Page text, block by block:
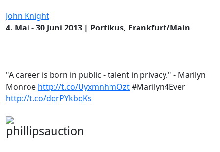
John Knight
4. Mai - 30 Juni 2013 | Portikus, Frankfurt/Main
"A career is born in public - talent in privacy." - Marilyn
Monroe http://t.co/UyxmnhmOzt#Marilyn4Ever
http://t.co/dqrPYkbqKs
phillipsauction